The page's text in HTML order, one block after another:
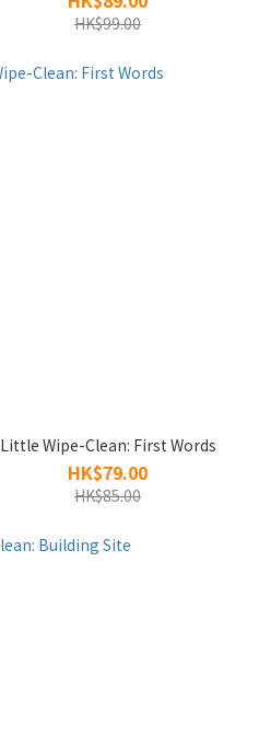
HK$99.00
Little Wipe-Clean: First Words
HK$79.00
HK$85.00